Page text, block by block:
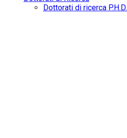
Dottorati di ricerca P.H.D.